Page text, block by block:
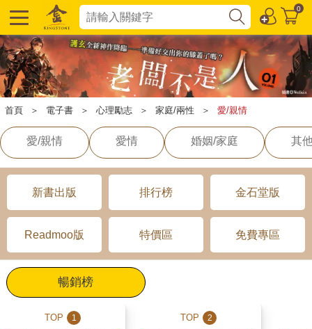
0
首頁 ＞ 電子書 ＞ 心理勵志 ＞ 家庭/兩性 ＞ 愛/親情
愛/親情 愛情 婚姻/家庭 其
新書出版 排行榜 金石堂版
Readmoo版 特價區 免費專區
暢銷榜
TOP 1 TOP 2